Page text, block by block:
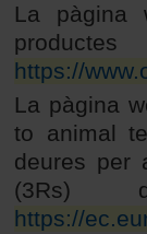
La pàgina
https://
La pàgina
to animal
deures per
(3Rs)
https://